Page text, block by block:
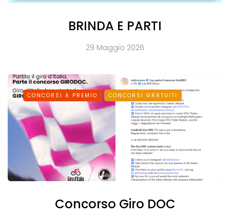
BRINDA E PARTI
29 Maggio 2026
CONCORSI A PREMIO CONCORSI GRATUITI
Concorso Giro DOC